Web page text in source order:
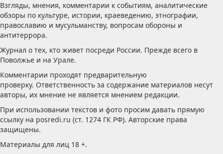
Взгляды, мнения, комментарии к событиям, аналитические
обзоры по культуре, истории, краеведению, этнографии,
православию и мусульманству, вопросам обороны и
антитеррора.
Журнал о тех, кто живет посреди России. Прежде всего в
Поволжье и на Урале.
Комментарии проходят предварительную
проверку. Ответственность за содержание материалов несут
авторы, их мнение не является мнением редакции.
При использовании текстов и фото просим давать прямую
ссылку на posredi.ru (ст. 1274 ГК РФ). Авторские права
защищены.
Материалы для лиц 18 +.